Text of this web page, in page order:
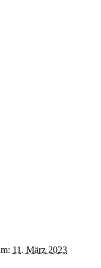
11. März 2023